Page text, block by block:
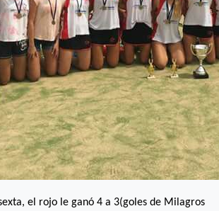
el rojo le ganó 4 a 3(goles de Milagros